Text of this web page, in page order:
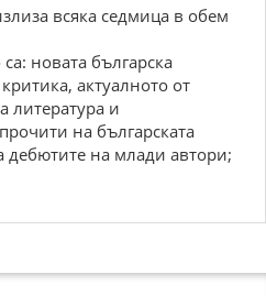
всяка седмица в обем
новата българска
актуалното от
литература и
на българската
дебютите на млади автори;